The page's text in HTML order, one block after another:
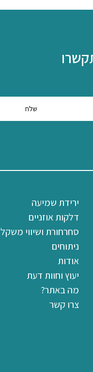
ירידת שמיעה
דלקות אוזניים
סחרחורת ושיווי משקל
ניתוחים
אודות
יעוץ וחוות דעת
מה באתר?
צרו קשר